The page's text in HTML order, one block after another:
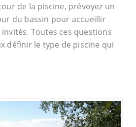
de la piscine, prévoyez un
du bassin pour accueillir
Toutes ces questions
définir le type de piscine qui